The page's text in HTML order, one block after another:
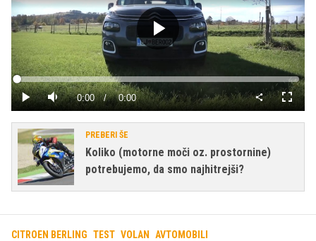
Predvajaj
Predvajaj
Tiho Current
Time
0:00 / Duration
0:00
Loaded:
0%
način
PREBERI ŠE
Koliko (motorne moči oz. prostornine)
potrebujemo, da smo najhitrejši?
CITROEN BERLING TEST VOLAN AVTOMOBILI